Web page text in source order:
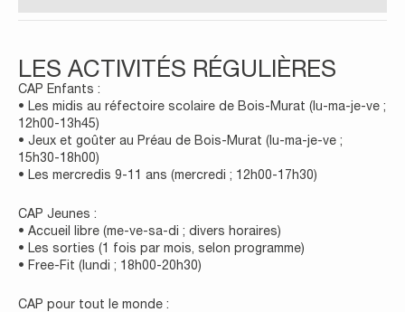
LES ACTIVITÉS RÉGULIÈRES
CAP Enfants :
• Les midis au réfectoire scolaire de Bois-Murat (lu-ma-je-ve ;
12h00-13h45)
• Jeux et goûter au Préau de Bois-Murat (lu-ma-je-ve ;
15h30-18h00)
• Les mercredis 9-11 ans (mercredi ; 12h00-17h30)
CAP Jeunes :
• Accueil libre (me-ve-sa-di ; divers horaires)
• Les sorties (1 fois par mois, selon programme)
• Free-Fit (lundi ; 18h00-20h30)
CAP pour tout le monde :